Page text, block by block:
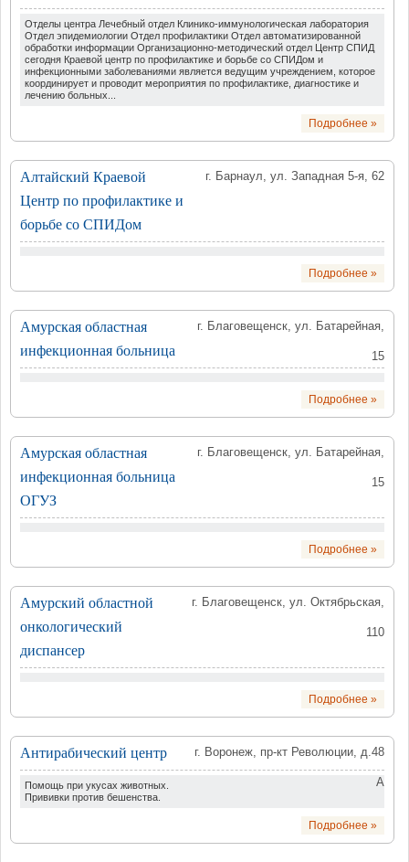
Отделы центра Лечебный отдел Клинико-иммунологическая лаборатория
Отдел эпидемиологии Отдел профилактики Отдел автоматизированной
обработки информации Организационно-методический отдел Центр СПИД
сегодня Краевой центр по профилактике и борьбе со СПИДом и
инфекционными заболеваниями является ведущим учреждением, которое
координирует и проводит мероприятия по профилактике, диагностике и
лечению больных...
Подробнее »
г. Барнаул, ул. Западная 5-я, 62
Алтайский Краевой
Центр по профилактике и
борьбе со СПИДом
Подробнее »
г. Благовещенск, ул. Батарейная,
15
Амурская областная
инфекционная больница
Подробнее »
г. Благовещенск, ул. Батарейная,
15
Амурская областная
инфекционная больница
ОГУЗ
Подробнее »
г. Благовещенск, ул. Октябрьская,
110
Амурский областной
онкологический
диспансер
Подробнее »
г. Воронеж, пр-кт Революции, д.48
А
Антирабический центр
Помощь при укусах животных.
Прививки против бешенства.
Подробнее »